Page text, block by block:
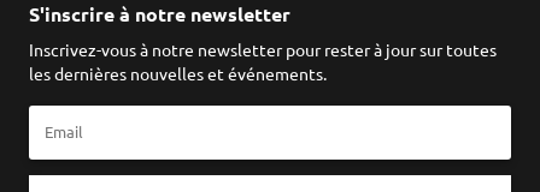
S'inscrire à notre newsletter
Inscrivez-vous à notre newsletter pour rester à jour sur toutes
les dernières nouvelles et événements.